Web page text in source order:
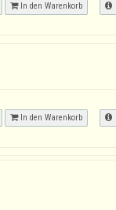
In den Warenkorb
In den Warenkorb